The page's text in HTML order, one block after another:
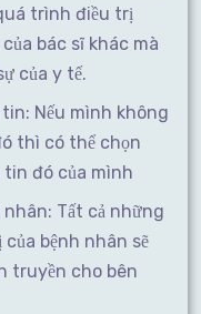
trình điều trị
bác sĩ khác mà
của y tế.
Nếu mình không
thì có thể chọn
đó của mình
Tất cả những
bệnh nhân sẽ
truyền cho bên